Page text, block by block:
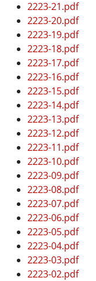
2223-21.pdf
2223-20.pdf
2223-19.pdf
2223-18.pdf
2223-17.pdf
2223-16.pdf
2223-15.pdf
2223-14.pdf
2223-13.pdf
2223-12.pdf
2223-11.pdf
2223-10.pdf
2223-09.pdf
2223-08.pdf
2223-07.pdf
2223-06.pdf
2223-05.pdf
2223-04.pdf
2223-03.pdf
2223-02.pdf